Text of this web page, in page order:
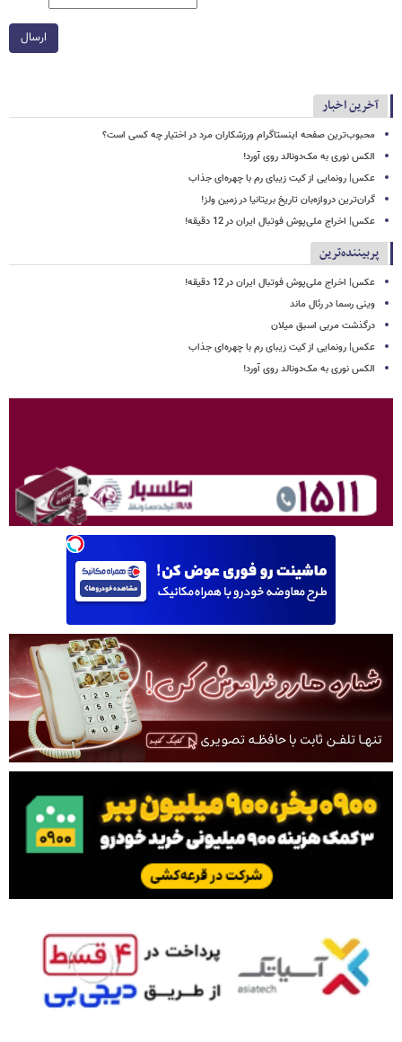
ارسال
آخرین اخبار
محبوب‌ترین صفحه اینستاگرام ورزشکاران مرد در اختیار چه کسی است؟
الکس نوری به مک‌دونالد روی آورد!
عکس| رونمایی از کیت زیبای رم با چهره‌ای جذاب
گران‌ترین دروازه‌بان تاریخ بریتانیا در زمین ولز!
عکس| اخراج ملی‌پوش فوتبال ایران در 12 دقیقه!
پربیننده‌ترین
عکس| اخراج ملی‌پوش فوتبال ایران در 12 دقیقه!
وینی رسما در رئال ماند
درگذشت مربی اسبق میلان
عکس| رونمایی از کیت زیبای رم با چهره‌ای جذاب
الکس نوری به مک‌دونالد روی آورد!